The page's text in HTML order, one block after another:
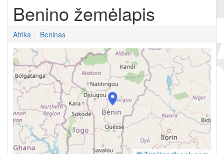
Benino žemėlapis
Afrika Beninas